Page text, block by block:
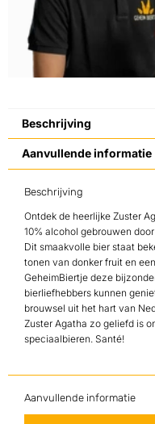
Beschrijving
Aanvullende informatie
Beschrijving
Ontdek de heerlijke Zuster
10% alcohol gebrouwen
Dit smaakvolle bier staat
tonen van donker fruit en
GeheimBiertje deze
bierliefhebbers kunnen
brouwsel uit het hart van
Zuster Agatha zo geliefd is
speciaalbieren. Santé!
Aanvullende informatie